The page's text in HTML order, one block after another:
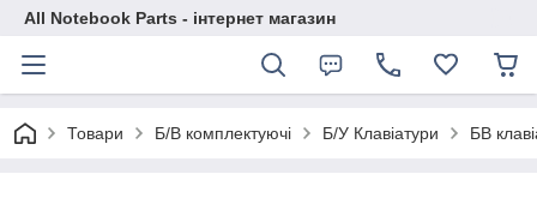
All Notebook Parts - інтернет магазин
Товари Б/В комплектуючі Б/У Клавіатури БВ